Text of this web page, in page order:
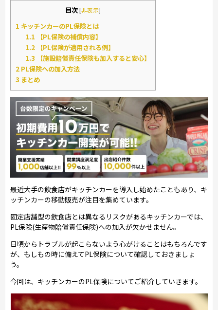
目次[非表示]
1 キッチンカーのPL保険とは
1.1 【PL保険の補償内容】
1.2 【PL保険が適用される例】
1.3 【施設賠償責任保険も加入すると安心】
2 PL保険への加入方法
3 まとめ
最近大手の飲食店がキッチンカーを導入し始めたこともあり、キ
ッチンカーの移動販売が注目を集めています。
固定店舗型の飲食店とは異なるリスクがあるキッチンカーでは、
PL保険(生産物賠償責任保険)への加入が欠かせません。
日頃からトラブルが起こらないよう心がけることはもちろんです
が、もしもの時に備えてPL保険について確認しておきましょ
う。
今回は、キッチンカーのPL保険についてご紹介していきます。